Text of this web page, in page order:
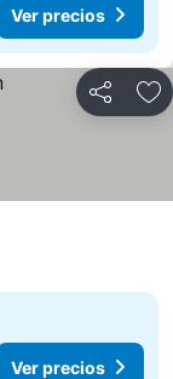
Ver precios
Compartir
Ver precios